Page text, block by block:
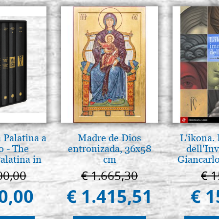
Palatina a
- The
in
Madre de Dios
entronizada, 36x58
cm
€ 1.665,30
€ 1.415,51
L'ikona.
€
€